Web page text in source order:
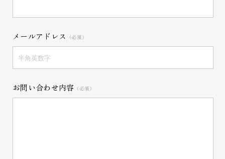
メールアドレス （必須）
お問い合わせ内容 （必須）